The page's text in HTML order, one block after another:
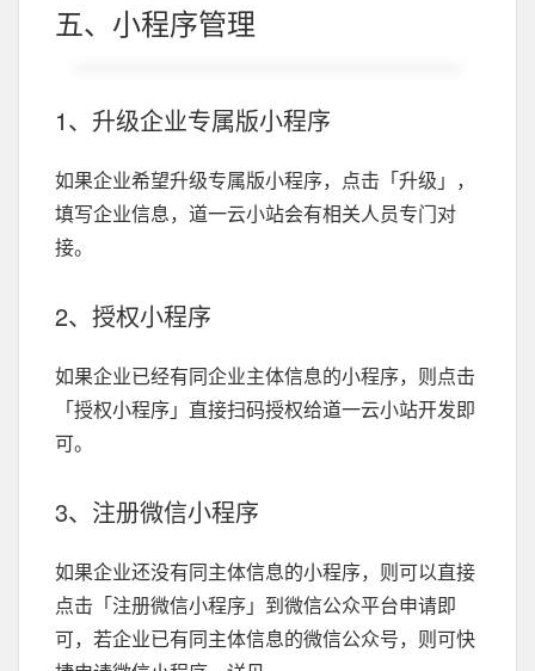
五、小程序管理
1、升级企业专属版小程序
如果企业希望升级专属版小程序，点击「升级」，
填写企业信息，道一云小站会有相关人员专门对
接。
2、授权小程序
如果企业已经有同企业主体信息的小程序，则点击
「授权小程序」直接扫码授权给道一云小站开发即
可。
3、注册微信小程序
如果企业还没有同主体信息的小程序，则可以直接
点击「注册微信小程序」到微信公众平台申请即
可，若企业已有同主体信息的微信公众号，则可快